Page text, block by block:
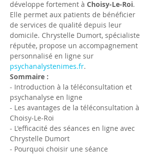
développe fortement à Choisy-Le-Roi.
Elle permet aux patients de bénéficier
de services de qualité depuis leur
domicile. Chrystelle Dumort, spécialiste
réputée, propose un accompagnement
personnalisé en ligne sur
psychanalystenimes.fr.
Sommaire :
- Introduction à la téléconsultation et
psychanalyse en ligne
- Les avantages de la téléconsultation à
Choisy-Le-Roi
- L'efficacité des séances en ligne avec
Chrystelle Dumort
- Pourquoi choisir une séance